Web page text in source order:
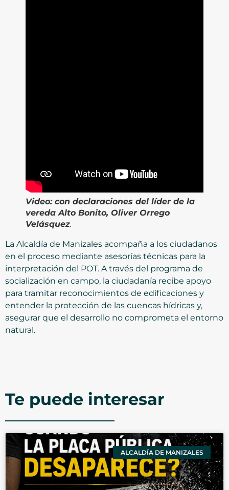
Video: con declaraciones del líder de la
vereda Alto Bonito, Oliver Orrego
Velásquez.
La Alcaldía de Manizales acompaña a los ciudadanos
en el proceso mediante asesorías técnicas para la
interpretación del POT. A través del programa de
socialización en campo, la ciudadanía recibe apoyo
para tramitar reconocimientos de edificaciones y
entender la protección de las cuencas hídricas y,
asegurar que el desarrollo no comprometa el entorno
natural.
Te puede interesar
ALCALDÍA DE MANIZALES